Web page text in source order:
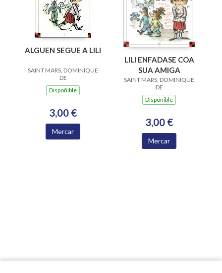
ALGUEN SEGUE A LILI
SAINT MARS, DOMINIQUE
DE
Dispoñible
3,00 €
Mercar
LILI ENFADASE COA
SUA AMIGA
SAINT MARS, DOMINIQUE
DE
Dispoñible
3,00 €
Mercar